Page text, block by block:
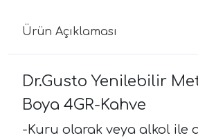
Ürün Açıklaması
Dr.Gusto Yenilebilir
Boya 4GR-Kahve
-Kuru olarak veya alkol ile